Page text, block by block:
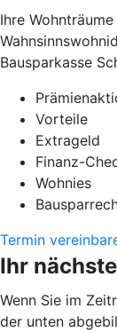
Ihre
Bausparkasse
Vorteile
Extrageld
Finanz-
Wohnies
Termin
Ihr
Wenn Sie im
der unten